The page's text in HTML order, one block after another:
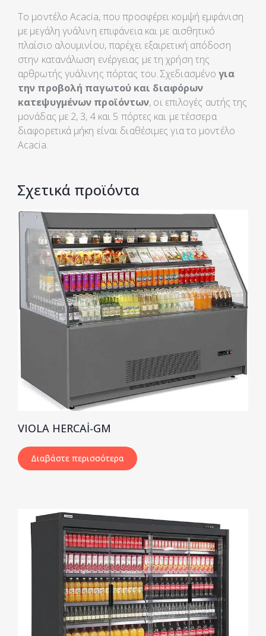
Το μοντέλο Acacia, που προσφέρει κομψή εμφάνιση
με μεγάλη γυάλινη επιφάνεια και με αισθητικό
πλαίσιο αλουμινίου, παρέχει εξαιρετική απόδοση
στην κατανάλωση ενέργειας με τη χρήση της
αρθρωτής γυάλινης πόρτας του. Σχεδιασμένογια
την προβολή παγωτού και διαφόρων
κατεψυγμένων προϊόντων, οι επιλογές αυτής της
μονάδας με 2, 3, 4 και 5 πόρτες και με τέσσερα
διαφορετικά μήκη είναι διαθέσιμες για το μοντέλο
Acacia.
Σχετικά προϊόντα
VIOLA HERCAİ-GM
Διαβάστε περισσότερα